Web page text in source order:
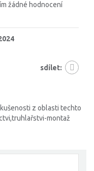
žádné hodnocení
sdílet:
z oblasti techto
montaž